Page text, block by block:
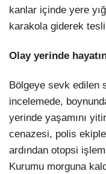
kanlar içinde yere
karakola giderek
Olay yerinde
Bölgeye sevk edilen
incelemede,
yerinde yaşamını
cenazesi, polis
ardından otopsi
Kurumu morguna